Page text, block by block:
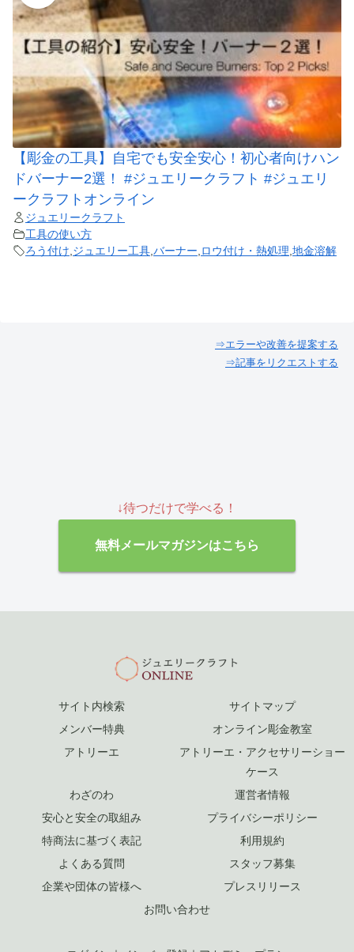
【彫金の工具】自宅でも安全安心！初心者向けハン
ドバーナー2選！ #ジュエリークラフト #ジュエリ
ークラフトオンライン
ジュエリークラフト
工具の使い方
ろう付け ジュエリー工具 バーナー ロウ付け・熱処理 地金溶解
⇒エラーや改善を提案する
⇒記事をリクエストする
↓待つだけで学べる！
無料メールマガジンはこちら
サイト内検索
サイトマップ
メンバー特典
オンライン彫金教室
アトリーエ
アトリーエ・アクセサリーショー
ケース
わざのわ
運営者情報
安心と安全の取組み
プライバシーポリシー
特商法に基づく表記
利用規約
よくある質問
スタッフ募集
企業や団体の皆様へ
プレスリリース
お問い合わせ